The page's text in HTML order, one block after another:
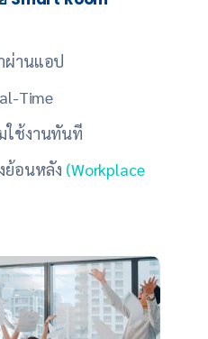
ผ่านแอป
Time
ใช้งานทันที
ย้อนหลัง (Workplace